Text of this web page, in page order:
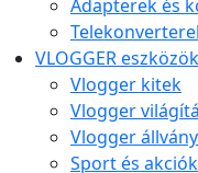
Adapterek és
VLOGGER eszközök
Vlogger kitek
Vlogger
Vlogger
Sport és